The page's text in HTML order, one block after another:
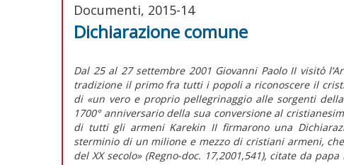
Documenti, 2015-14
Dichiarazione comune
Dal 25 al 27 settembre 2001 Giovanni Paolo II visitò
tradizione il primo fra tutti i popoli a riconoscere il
di «un vero e proprio pellegrinaggio alle sorgenti
1700° anniversario della sua conversione al
di tutti gli armeni Karekin II firmarono una
sterminio di un milione e mezzo di cristiani armeni,
del XX secolo» (Regno-doc. 17,2001,541), citate da